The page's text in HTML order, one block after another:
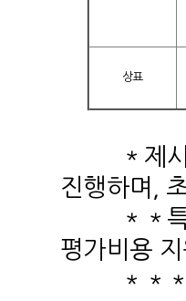
상표
＊제시
진행하며,
＊＊특허
평가비용
＊＊